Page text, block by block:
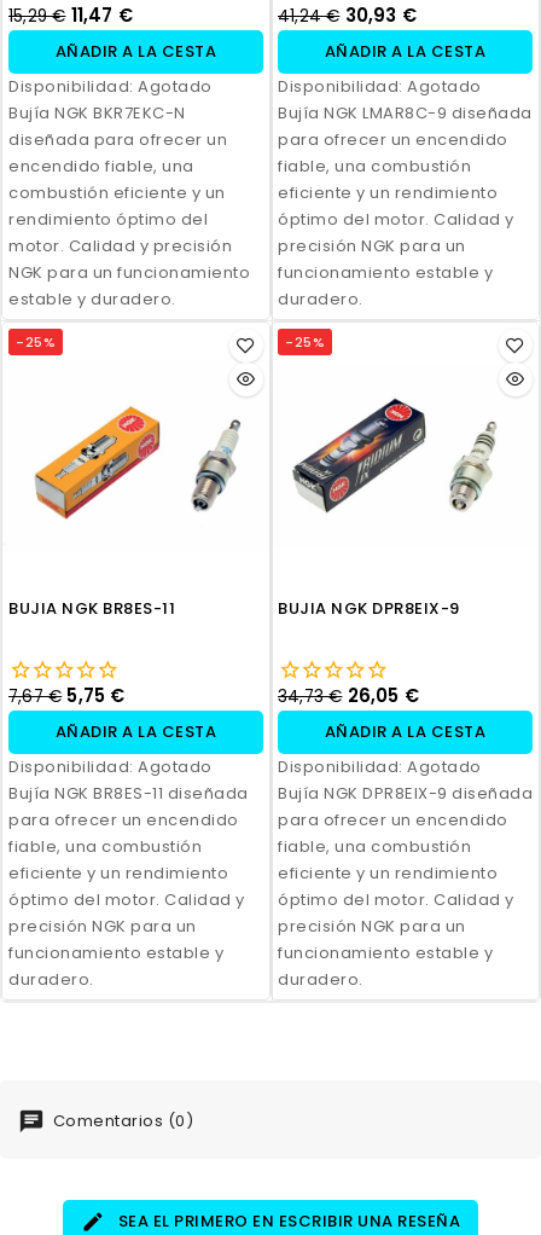
15,29 € 11,47 €
AÑADIR A LA CESTA
Disponibilidad: Agotado
Bujía NGK BKR7EKC-N
diseñada para ofrecer un
encendido fiable, una
combustión eficiente y un
rendimiento óptimo del
motor. Calidad y precisión
NGK para un funcionamiento
estable y duradero.
41,24 € 30,93 €
AÑADIR A LA CESTA
Disponibilidad: Agotado
Bujía NGK LMAR8C-9 diseñada
para ofrecer un encendido
fiable, una combustión
eficiente y un rendimiento
óptimo del motor. Calidad y
precisión NGK para un
funcionamiento estable y
duradero.
-25%
BUJIA NGK BR8ES-11
7,67 € 5,75 €
AÑADIR A LA CESTA
Disponibilidad: Agotado
Bujía NGK BR8ES-11 diseñada
para ofrecer un encendido
fiable, una combustión
eficiente y un rendimiento
óptimo del motor. Calidad y
precisión NGK para un
funcionamiento estable y
duradero.
-25%
BUJIA NGK DPR8EIX-9
34,73 € 26,05 €
AÑADIR A LA CESTA
Disponibilidad: Agotado
Bujía NGK DPR8EIX-9 diseñada
para ofrecer un encendido
fiable, una combustión
eficiente y un rendimiento
óptimo del motor. Calidad y
precisión NGK para un
funcionamiento estable y
duradero.
Comentarios (0)
SEA EL PRIMERO EN ESCRIBIR UNA RESEÑA